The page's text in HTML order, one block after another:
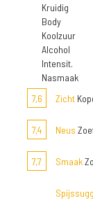
Kruidig
Body
Koolzuur
Alcohol
Intensit.
Nasmaak
7,6
Zicht
7,4 Neus
7,7 Smaak